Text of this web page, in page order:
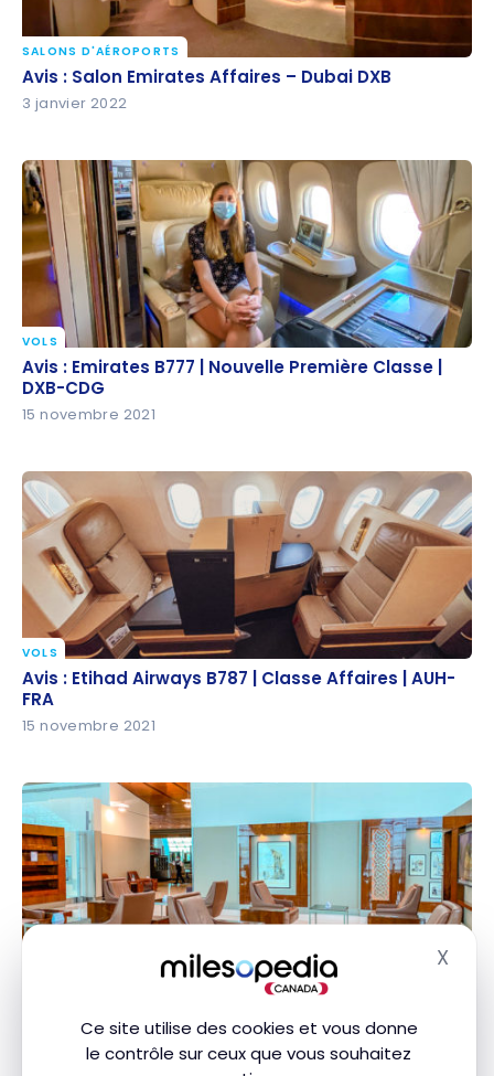
Ce site utilise des cookies et vous donne
le contrôle sur ceux que vous souhaitez
X
Avis : Salon Emirates Affaires – Dubai DXB
SALONS D'AÉROPORTS
Avis : Salon Emirates Affaires – Dubai DXB
3 janvier 2022
Avis : Emirates B777 | Nouvelle Première Classe |
DXB-CDG
VOLS
Avis : Emirates B777 | Nouvelle Première Classe |
DXB-CDG
15 novembre 2021
Avis : Etihad Airways B787 | Classe Affaires | AUH-
FRA
VOLS
Avis : Etihad Airways B787 | Classe Affaires | AUH-
FRA
15 novembre 2021
Avis: Salon Emirates Première Classe – DXB
SALONS D'AÉROPORTS
Avis: Salon Emirates Première Classe – DXB